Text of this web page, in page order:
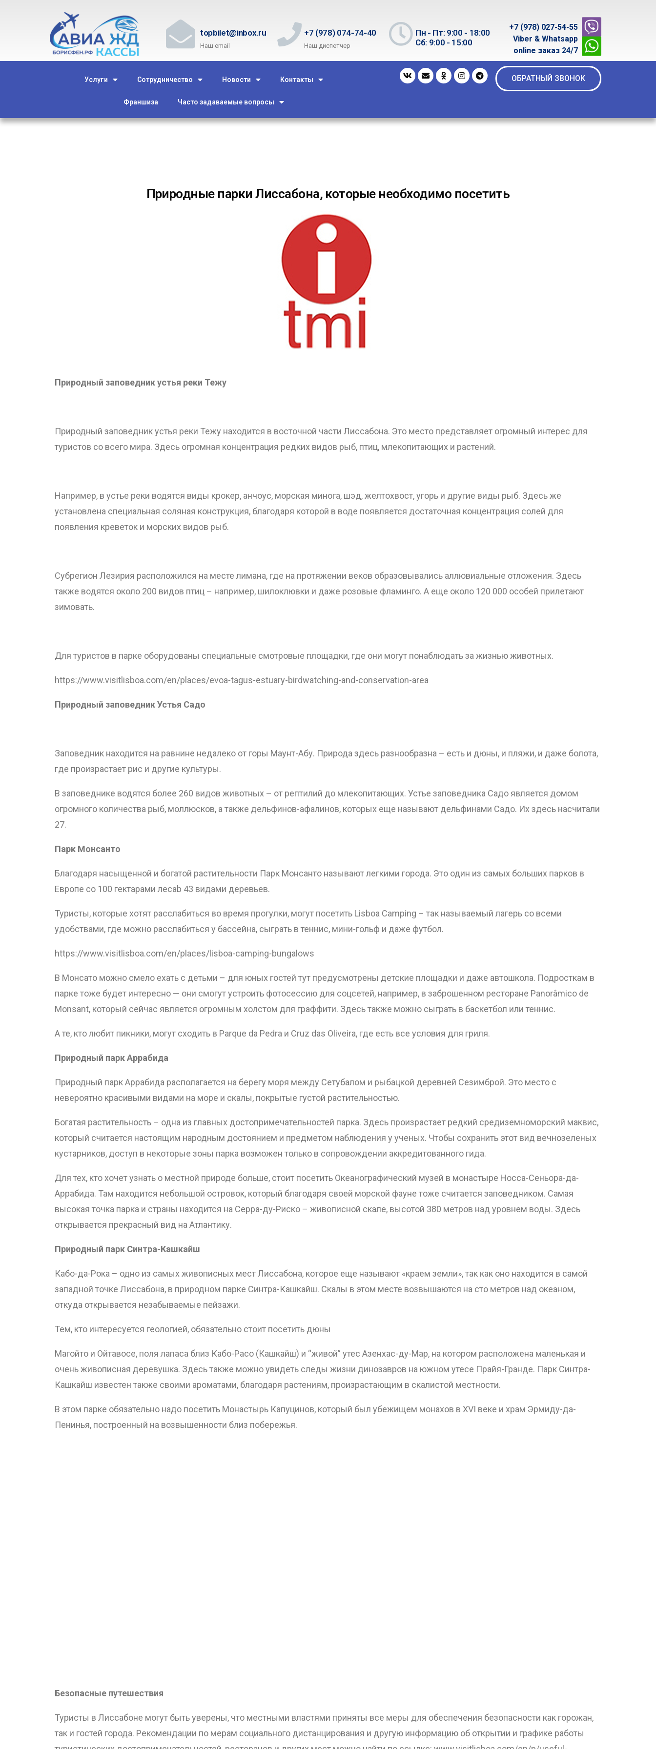
topbilet@inbox.ru
Наш email
+7 (978) 074-74-40
Наш диспетчер
Пн - Пт: 9:00 - 18:00
Сб: 9:00 - 15:00
+7 (978) 027-54-55
Viber & Whatsapp
online заказ 24/7
Услуги Сотрудничество Новости Контакты
Франшиза Часто задаваемые вопросы
ОБРАТНЫЙ ЗВОНОК
Природные парки Лиссабона, которые необходимо посетить
Природный заповедник устья реки Тежу
Природный заповедник устья реки Тежу находится в восточной части Лиссабона. Это место представляет огромный интерес для
туристов со всего мира. Здесь огромная концентрация редких видов рыб, птиц, млекопитающих и растений.
Например, в устье реки водятся виды крокер, анчоус, морская минога, шэд, желтохвост, угорь и другие виды рыб. Здесь же
установлена специальная соляная конструкция, благодаря которой в воде появляется достаточная концентрация солей для
появления креветок и морских видов рыб.
Субрегион Лезирия расположился на месте лимана, где на протяжении веков образовывались аллювиальные отложения. Здесь
также водятся около 200 видов птиц – например, шилоклювки и даже розовые фламинго. А еще около 120 000 особей прилетают
зимовать.
Для туристов в парке оборудованы специальные смотровые площадки, где они могут понаблюдать за жизнью животных.
https://www.visitlisboa.com/en/places/evoa-tagus-estuary-birdwatching-and-conservation-area
Природный заповедник Устья Садо
Заповедник находится на равнине недалеко от горы Маунт-Абу. Природа здесь разнообразна – есть и дюны, и пляжи, и даже болота,
где произрастает рис и другие культуры.
В заповеднике водятся более 260 видов животных – от рептилий до млекопитающих. Устье заповедника Садо является домом
огромного количества рыб, моллюсков, а также дельфинов-афалинов, которых еще называют дельфинами Садо. Их здесь насчитали
27.
Парк Монсанто
Благодаря насыщенной и богатой растительности Парк Монсанто называют легкими города. Это один из самых больших парков в
Европе со 100 гектарами лесаb 43 видами деревьев.
Туристы, которые хотят расслабиться во время прогулки, могут посетить Lisboa Camping – так называемый лагерь со всеми
удобствами, где можно расслабиться у бассейна, сыграть в теннис, мини-гольф и даже футбол.
https://www.visitlisboa.com/en/places/lisboa-camping-bungalows
В Монсато можно смело ехать с детьми – для юных гостей тут предусмотрены детские площадки и даже автошкола. Подросткам в
парке тоже будет интересно — они смогут устроить фотосессию для соцсетей, например, в заброшенном ресторане Panorâmico de
Monsant, который сейчас является огромным холстом для граффити. Здесь также можно сыграть в баскетбол или теннис.
А те, кто любит пикники, могут сходить в Parque da Pedra и Cruz das Oliveira, где есть все условия для гриля.
Природный парк Аррабида
Природный парк Аррабида располагается на берегу моря между Сетубалом и рыбацкой деревней Сезимброй. Это место с
невероятно красивыми видами на море и скалы, покрытые густой растительностью.
Богатая растительность – одна из главных достопримечательностей парка. Здесь произрастает редкий средиземноморский маквис,
который считается настоящим народным достоянием и предметом наблюдения у ученых. Чтобы сохранить этот вид вечнозеленых
кустарников, доступ в некоторые зоны парка возможен только в сопровождении аккредитованного гида.
Для тех, кто хочет узнать о местной природе больше, стоит посетить Океанографический музей в монастыре Носса-Сеньора-да-
Аррабида. Там находится небольшой островок, который благодаря своей морской фауне тоже считается заповедником. Самая
высокая точка парка и страны находится на Серра-ду-Риско – живописной скале, высотой 380 метров над уровнем воды. Здесь
открывается прекрасный вид на Атлантику.
Природный парк Синтра-Кашкайш
Кабо-да-Рока – одно из самых живописных мест Лиссабона, которое еще называют «краем земли», так как оно находится в самой
западной точке Лиссабона, в природном парке Синтра-Кашкайш. Скалы в этом месте возвышаются на сто метров над океаном,
откуда открывается незабываемые пейзажи.
Тем, кто интересуется геологией, обязательно стоит посетить дюны
Магойто и Ойтавосе, поля лапаса близ Кабо-Расо (Кашкайш) и “живой” утес Азенхас-ду-Мар, на котором расположена маленькая и
очень живописная деревушка. Здесь также можно увидеть следы жизни динозавров на южном утесе Прайя-Гранде. Парк Синтра-
Кашкайш известен также своими ароматами, благодаря растениям, произрастающим в скалистой местности.
В этом парке обязательно надо посетить Монастырь Капуцинов, который был убежищем монахов в XVI веке и храм Эрмиду-да-
Пенинья, построенный на возвышенности близ побережья.
Безопасные путешествия
Туристы в Лиссабоне могут быть уверены, что местными властями приняты все меры для обеспечения безопасности как горожан,
так и гостей города. Рекомендации по мерам социального дистанцирования и другую информацию об открытии и графике работы